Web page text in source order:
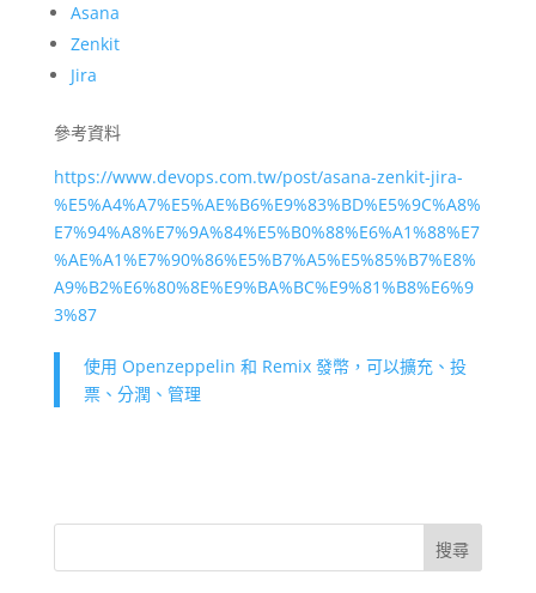
Asana
Zenkit
Jira
參考資料
https://www.devops.com.tw/post/asana-zenkit-jira-
%E5%A4%A7%E5%AE%B6%E9%83%BD%E5%9C%A8%
E7%94%A8%E7%9A%84%E5%B0%88%E6%A1%88%E7
%AE%A1%E7%90%86%E5%B7%A5%E5%85%B7%E8%
A9%B2%E6%80%8E%E9%BA%BC%E9%81%B8%E6%9
3%87
使用 Openzeppelin 和 Remix 發幣，可以擴充、投
票、分潤、管理